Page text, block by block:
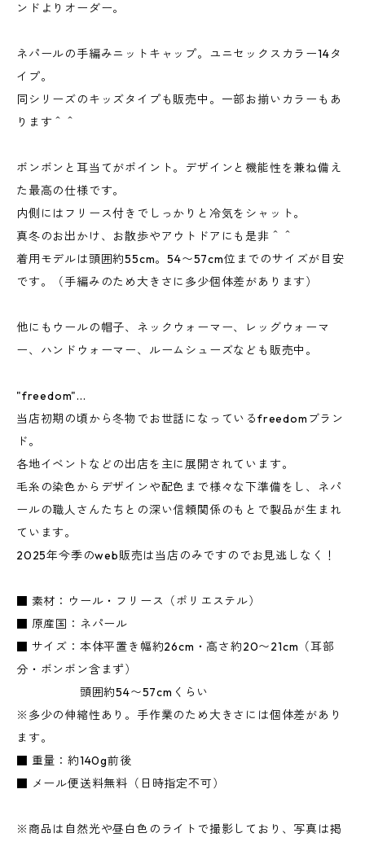
ンドよりオーダー。
ネパールの手編みニットキャップ。ユニセックスカラー14タ
イプ。
同シリーズのキッズタイプも販売中。一部お揃いカラーもあ
ります＾＾
ボンボンと耳当てがポイント。デザインと機能性を兼ね備え
た最高の仕様です。
内側にはフリース付きでしっかりと冷気をシャット。
真冬のお出かけ、お散歩やアウトドアにも是非＾＾
着用モデルは頭囲約55cm。54〜57cm位までのサイズが目安
です。（手編みのため大きさに多少個体差があります）
他にもウールの帽子、ネックウォーマー、レッグウォーマ
ー、ハンドウォーマー、ルームシューズなども販売中。
"freedom"...
当店初期の頃から冬物でお世話になっているfreedomブラン
ド。
各地イベントなどの出店を主に展開されています。
毛糸の染色からデザインや配色まで様々な下準備をし、ネパ
ールの職人さんたちとの深い信頼関係のもとで製品が生まれ
ています。
2025年今季のweb販売は当店のみですのでお見逃しなく！
■ 素材：ウール・フリース（ポリエステル）
■ 原産国：ネパール
■ サイズ：本体平置き幅約26cm・高さ約20〜21cm（耳部
分・ボンボン含まず）
頭囲約54〜57cmくらい
※多少の伸縮性あり。手作業のため大きさには個体差があり
ます。
■ 重量：約140g前後
■ メール便送料無料（日時指定不可）
※商品は自然光や昼白色のライトで撮影しており、写真は掲